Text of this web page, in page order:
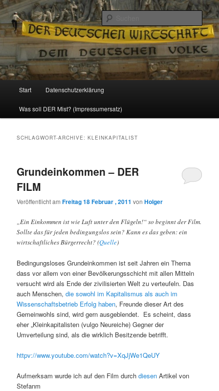
Reizzentrum
Politik, Wirtschaft, Soziales und Gesellschaft
Zum
Inhalt
Zum
sekundären
Start Datenschutzerklärung
Was soll DER Mist? (Impressumersatz)
SCHLAGWORT-ARCHIVE:KLEINKAPITALIST
Grundeinkommen – DER
FILM
Veröffentlicht amFreitag 18 Februar , 2011 vonHolger
„Ein Einkommen ist wie Luft unter den Flügeln!“ so beginnt der Film.
Sollte das für jeden bedingungslos sein? Kann es das geben: ein
wirtschaftliches Bürgerrecht? (Quelle)
Bedingungsloses Grundeinkommen ist seit Jahren ein Thema
dass vor allem von einer Bevölkerungsschicht mit allen Mitteln
versucht wird als Ende der zivilisierten Welt zu verteufeln. Das
auch Menschen, die sowohl im Kapitalismus als auch im
Wissenschaftsbetrieb Erfolg haben, Freunde dieser Art des
Gemeinwohls sind, wird gern ausgeblendet. Es scheint, dass
eher „Kleinkapitalisten (vulgo Neureiche) Gegner der
Umverteilung sind, als die wirklich Besitzende betrifft.
httpv://www.youtube.com/watch?v=XqJjWe1QeUY
Aufmerksam wurde ich auf den Film durchdiesen Artikel von
Stefanm